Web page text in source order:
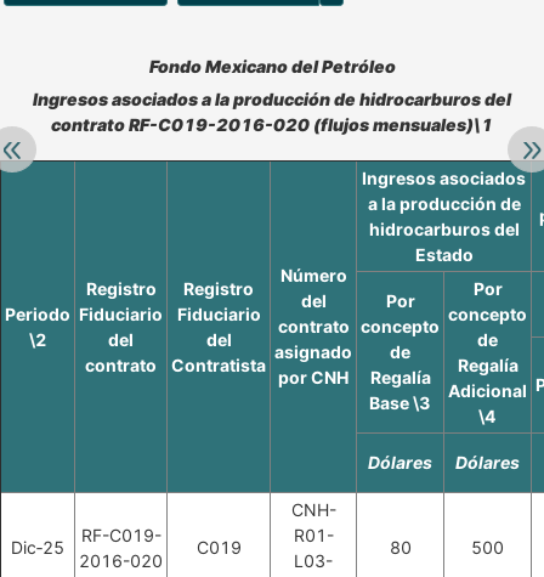
Retroceder:
Accesibilidad de Cuadros Analíticos, al exportar el cuadro
Fondo Mexicano del Petróleo
Ingresos asociados a la producción de hidrocarburos del
contrato RF-C019-2016-020 (flujos mensuales)\1
Periodo
\2
Registro
Fiduciario
del
contrato
Registro
Fiduciario
del
Contratista
Número
del
contrato
asignado
por CNH
Ingresos asociados
a la producción de
hidrocarburos del
Estado
Por
concepto
de
Regalía
Base \3
Por
concepto
de
Regalía
Adicional
\4
Dólares Dólares
Dic‑25
RF-C019-
2016-020
C019
CNH-
R01-
L03-
80 500